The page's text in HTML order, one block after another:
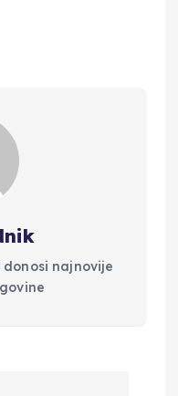
najnovije